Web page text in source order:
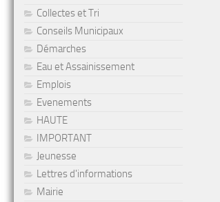
Collectes et Tri
Conseils Municipaux
Démarches
Eau et Assainissement
Emplois
Evenements
HAUTE
IMPORTANT
Jeunesse
Lettres d'informations
Mairie